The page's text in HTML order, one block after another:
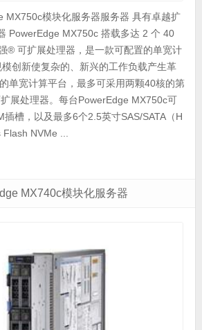
MX750c模块化服务器服务器 具有卓越扩
PowerEdge MX750c 搭载多达 2 个 40
® 可扩展处理器，是一款可配置的单宽计
创新使复杂的、新兴的工作负载产生革
单宽计算平台，最多可采用两颗40核的第
展处理器。每台PowerEdge MX750c可
槽，以及最多6个2.5英寸SAS/SATA（H
NVMe ...
MX740c模块化服务器